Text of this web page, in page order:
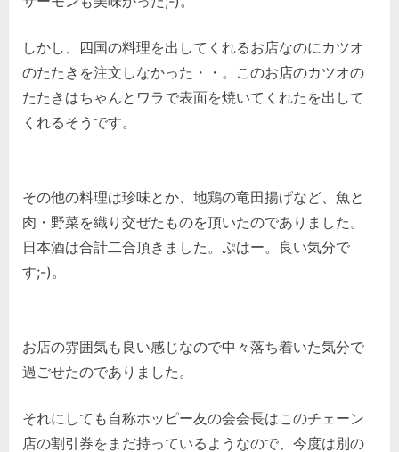
しかし、四国の料理を出してくれるお店なのにカツオ
のたたきを注文しなかった・・。このお店のカツオの
たたきはちゃんとワラで表面を焼いてくれたを出して
くれるそうです。
その他の料理は珍味とか、地鶏の竜田揚げなど、魚と
肉・野菜を織り交ぜたものを頂いたのでありました。
日本酒は合計二合頂きました。ぷはー。良い気分で
す;-)。
お店の雰囲気も良い感じなので中々落ち着いた気分で
過ごせたのでありました。
それにしても自称ホッピー友の会会長はこのチェーン
店の割引券をまだ持っているようなので、今度は別の